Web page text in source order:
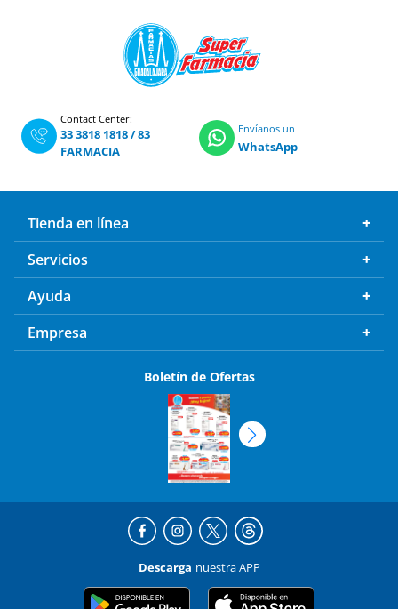
Contact Center:
33 3818 1818/83
FARMACIA
Envíanos un
WhatsApp
Tienda en línea
Servicios
Ayuda
Empresa
Boletín de Ofertas
Descarga nuestra APP